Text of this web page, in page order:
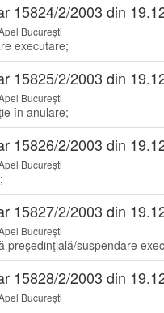
15824/2/2003 din
București
executare;
15825/2/2003 din
București
în anulare;
15826/2/2003 din
București
15827/2/2003 din
București
preşedinţială/suspendare
15828/2/2003 din
București